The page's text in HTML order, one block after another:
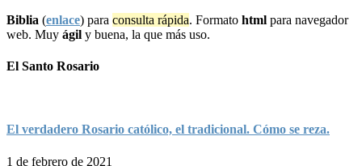
Biblia (enlace) para consulta rápida. Formato html para navegador
web. Muy ágil y buena, la que más uso.
El Santo Rosario
El verdadero Rosario católico, el tradicional. Cómo se reza.
1 de febrero de 2021